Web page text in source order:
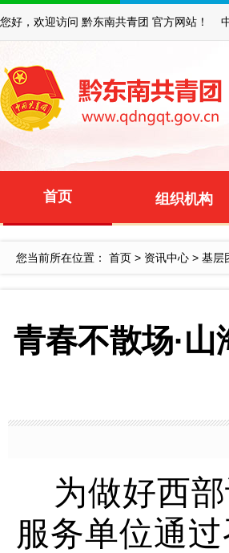
您好，欢迎访问 黔东南共青团 官方网站！
首页 组织机构
您当前所在位置： 首页 > 资讯中心 > 基层
青春不散场·
为做好西部
服务单位通